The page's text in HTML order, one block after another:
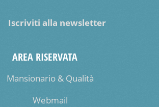
Iscriviti alla newsletter
AREA RISERVATA
Mansionario & Qualità
Webmail